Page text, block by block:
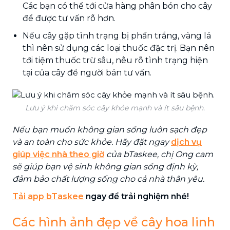
Các bạn có thể tới cửa hàng phân bón cho cây
để được tư vấn rõ hơn.
Nếu cây gặp tình trạng bị phấn trắng, vàng lá
thì nên sử dụng các loại thuốc đặc trị. Bạn nên
tới tiệm thuốc trừ sâu, nêu rõ tình trạng hiện
tại của cây để người bán tư vấn.
Lưu ý khi chăm sóc cây khỏe mạnh và ít sâu bệnh.
Nếu bạn muốn không gian sống luôn sạch đẹp
và an toàn cho sức khỏe. Hãy đặt ngaydịch vụ
giúp việc nhà theo giờ của bTaskee, chị Ong cam
sẽ giúp bạn vệ sinh không gian sống định kỳ,
đảm bảo chất lượng sống cho cả nhà thân yêu.
Tải app bTaskee ngay để trải nghiệm nhé!
Các hình ảnh đẹp về cây hoa linh